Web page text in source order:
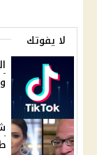
لا يفوتك